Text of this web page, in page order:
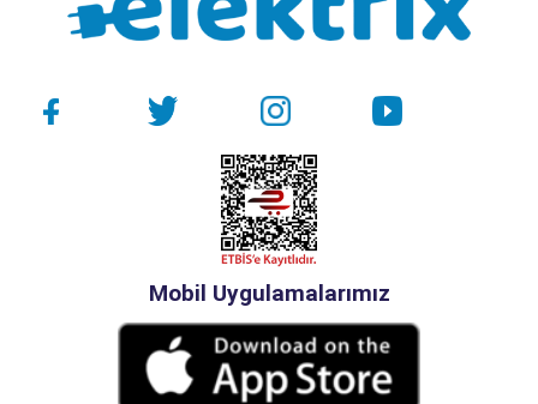
Mobil Uygulamalarımız